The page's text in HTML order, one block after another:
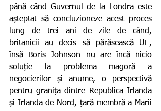
până când Guvernul de la Londra este
așteptat să concluzioneze acest proces
lung de trei ani de zile de când,
britanicii au decis să părăsească UE,
însă Boris Johnson nu are încă nicio
soluție la problema magoră a
negocierilor și anume, o perspectivă
pentru granița dintre Republica Irlanda
și Irlanda de Nord, țară membră a Marii